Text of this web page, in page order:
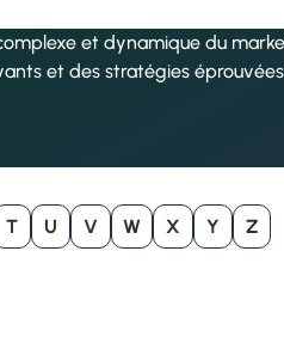
et dynamique du
et des stratégies
T U V W X Y
Z